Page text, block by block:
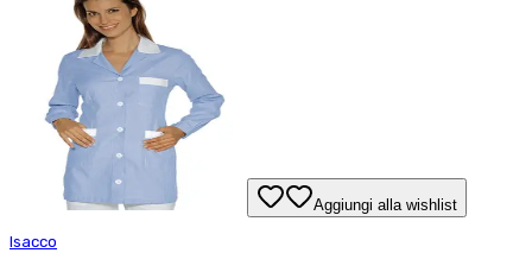
Aggiungi alla wishlist
Isacco